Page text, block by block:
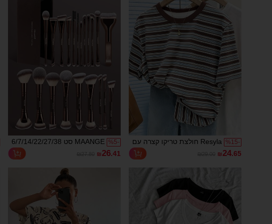
-
15
%
Resyla חולצת טריקו קצרה עם
פסים צבעוניים בסגנון וינטג'
לנשים, צווארון עגול קז'ואל לקיץ
₪24.65
-
5
%
MAANGE סט 6/7/14/22/27/38
מברשות איפור עמידות מצינור
אלומיניום, כולל 21 מברשות
כולל מברשת מייקאפ, מברשת
פודרה, מברשת סומק, מברשת
קונסילר, מברשת קונטור, מברשת
היילייט, מברשת צל אפ, מברשת
צל עיניים, מברשת אייליינר,
מברשת גבות, מברשת איפור
שפתיים ומברשת פרטים. חיוני
₪26.41